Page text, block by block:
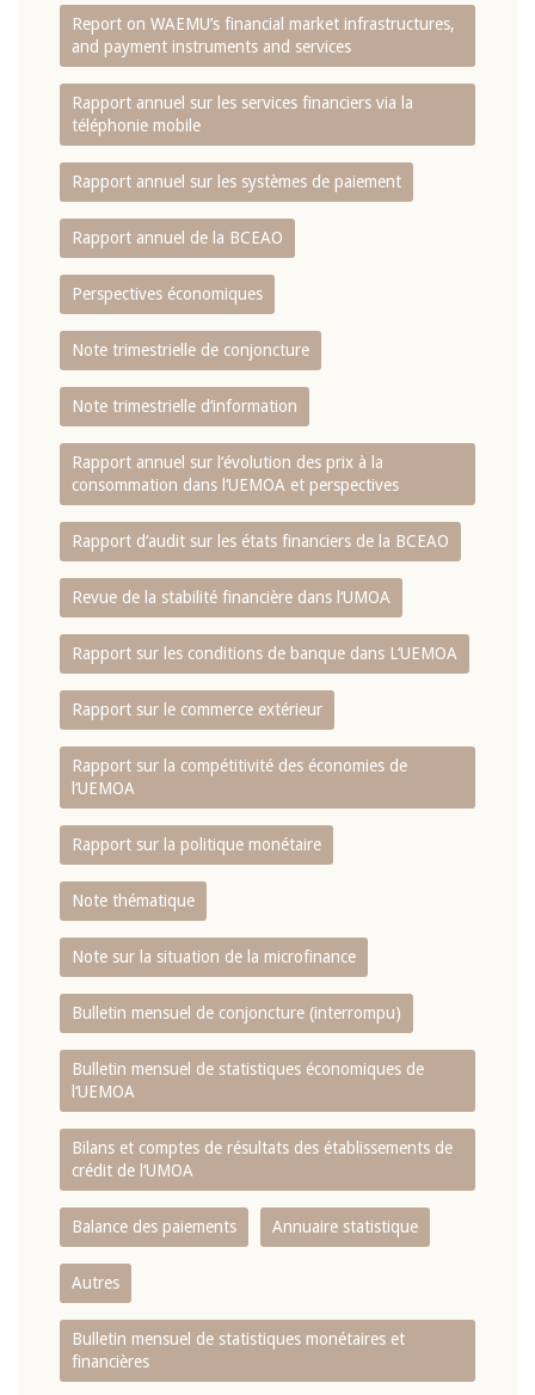
Report on WAEMU’s financial market infrastructures,
and payment instruments and services
Rapport annuel sur les services financiers via la
téléphonie mobile
Rapport annuel sur les systèmes de paiement
Rapport annuel de la BCEAO
Perspectives économiques
Note trimestrielle de conjoncture
Note trimestrielle d‘information
Rapport annuel sur l‘évolution des prix à la
consommation dans l‘UEMOA et perspectives
Rapport d‘audit sur les états financiers de la BCEAO
Revue de la stabilité financière dans l‘UMOA
Rapport sur les conditions de banque dans L‘UEMOA
Rapport sur le commerce extérieur
Rapport sur la compétitivité des économies de
l‘UEMOA
Rapport sur la politique monétaire
Note thématique
Note sur la situation de la microfinance
Bulletin mensuel de conjoncture (interrompu)
Bulletin mensuel de statistiques économiques de
l‘UEMOA
Bilans et comptes de résultats des établissements de
crédit de l‘UMOA
Balance des paiements Annuaire statistique
Autres
Bulletin mensuel de statistiques monétaires et
financières